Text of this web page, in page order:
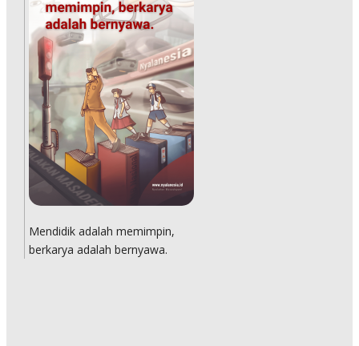
Mendidik adalah memimpin,
berkarya adalah bernyawa.